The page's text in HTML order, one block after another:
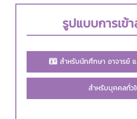
รูปแบบการเข้
สำหรับนักศึกษา อาจารย์
สำหรับบุคคลทั่ว